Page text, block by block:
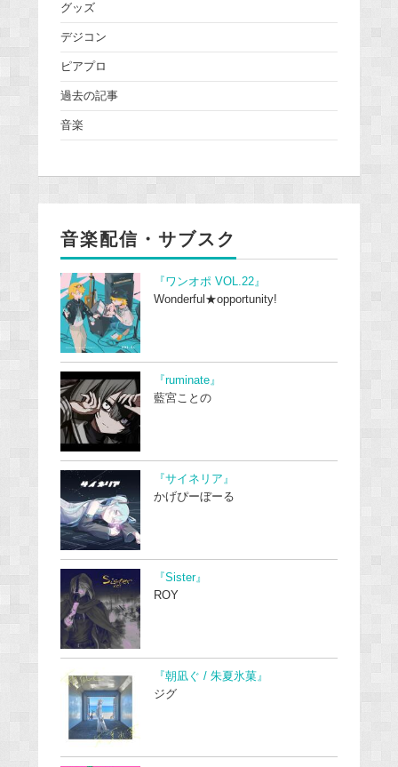
グッズ
デジコン
ピアプロ
過去の記事
音楽
音楽配信・サブスク
『ワンオポ VOL.22』
Wonderful★opportunity!
『ruminate』
藍宮ことの
『サイネリア』
かげぴーぼーる
『Sister』
ROY
『朝凪ぐ / 朱夏氷菓』
ジグ